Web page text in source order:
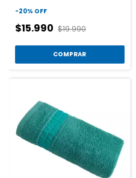
-20% OFF
$15.990 $19.990
COMPRAR